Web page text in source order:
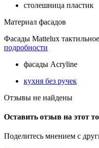
столешница пластик
Материал фасадов
Фасады Mattelux
подробности
фасады Acryline
кухня без ручек
Отзывы не найдены
Оставить отзыв на этот
Поделитесь мнением с